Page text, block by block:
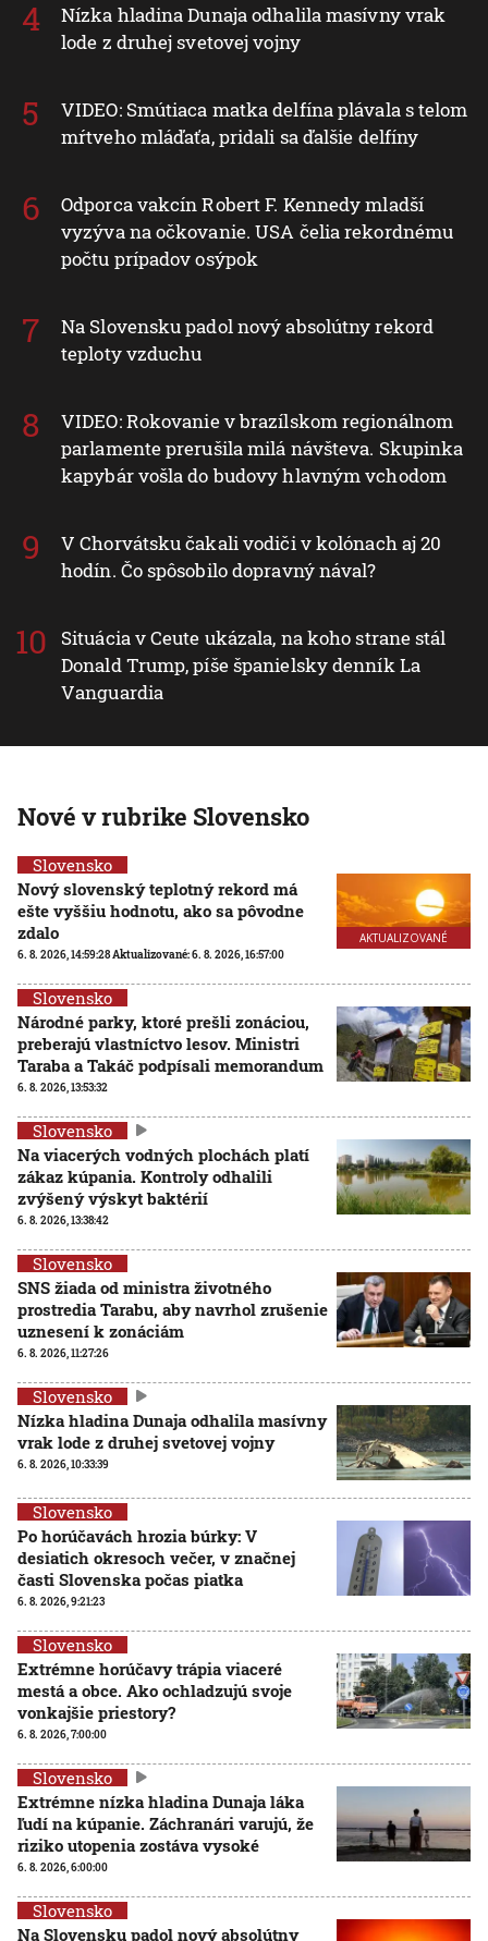
Nízka hladina Dunaja odhalila masívny vrak
lode z druhej svetovej vojny
VIDEO: Smútiaca matka delfína plávala s telom
mŕtveho mláďaťa, pridali sa ďalšie delfíny
Odporca vakcín Robert F. Kennedy mladší
vyzýva na očkovanie. USA čelia rekordnému
počtu prípadov osýpok
Na Slovensku padol nový absolútny rekord
teploty vzduchu
VIDEO: Rokovanie v brazílskom regionálnom
parlamente prerušila milá návšteva. Skupinka
kapybár vošla do budovy hlavným vchodom
V Chorvátsku čakali vodiči v kolónach aj 20
hodín. Čo spôsobilo dopravný nával?
Situácia v Ceute ukázala, na koho strane stál
Donald Trump, píše španielsky denník La
Vanguardia
Nové v rubrike Slovensko
AKTUALIZOVANÉ
Slovensko
Nový slovenský teplotný rekord má
ešte vyššiu hodnotu, ako sa pôvodne
zdalo
6. 8. 2026, 14:59:28Aktualizované:6. 8. 2026, 16:57:00
Slovensko
Národné parky, ktoré prešli zonáciou,
preberajú vlastníctvo lesov. Ministri
Taraba a Takáč podpísali memorandum
6. 8. 2026, 13:53:32
Slovensko
Na viacerých vodných plochách platí
zákaz kúpania. Kontroly odhalili
zvýšený výskyt baktérií
6. 8. 2026, 13:38:42
Slovensko
SNS žiada od ministra životného
prostredia Tarabu, aby navrhol zrušenie
uznesení k zonáciám
6. 8. 2026, 11:27:26
Slovensko
Nízka hladina Dunaja odhalila masívny
vrak lode z druhej svetovej vojny
6. 8. 2026, 10:33:39
Slovensko
Po horúčavách hrozia búrky: V
desiatich okresoch večer, v značnej
časti Slovenska počas piatka
6. 8. 2026, 9:21:23
Slovensko
Extrémne horúčavy trápia viaceré
mestá a obce. Ako ochladzujú svoje
vonkajšie priestory?
6. 8. 2026, 7:00:00
Slovensko
Extrémne nízka hladina Dunaja láka
ľudí na kúpanie. Záchranári varujú, že
riziko utopenia zostáva vysoké
6. 8. 2026, 6:00:00
Slovensko
Na Slovensku padol nový absolútny